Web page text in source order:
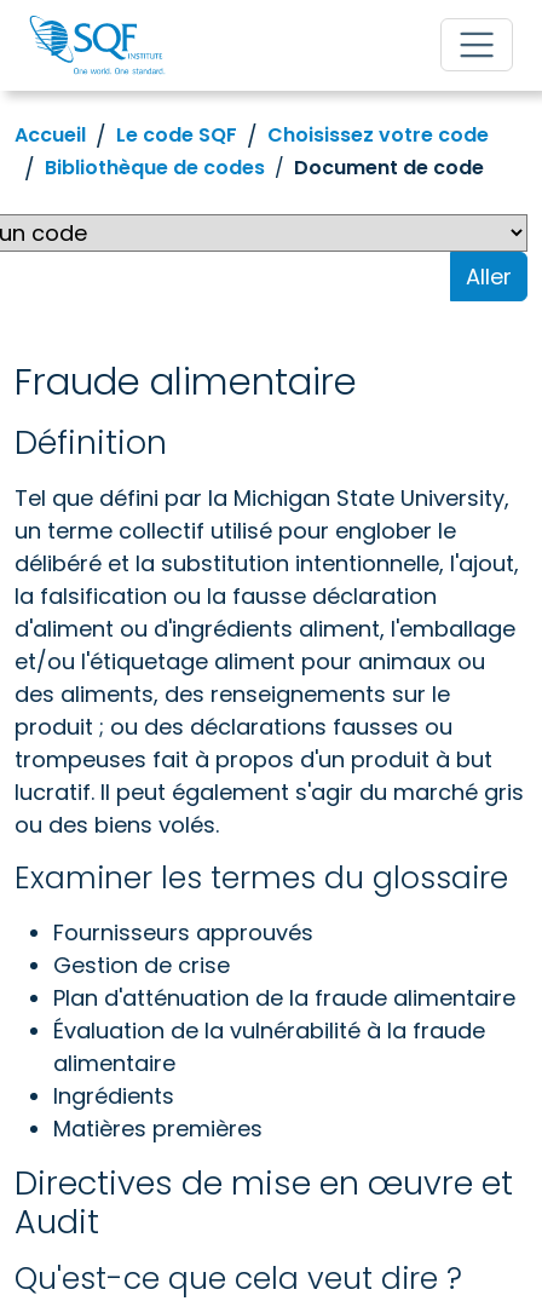
Accueil Le code SQF
Choisissez votre code
Bibliothèque de codes
Document de code
Aller
Fraude alimentaire
Définition
Tel que défini par la Michigan State University,
un terme collectif utilisé pour englober le
délibéré et la substitution intentionnelle, l'ajout,
la falsification ou la fausse déclaration
d'aliment ou d'ingrédients aliment, l'emballage
et/ou l'étiquetage aliment pour animaux ou
des aliments, des renseignements sur le
produit ; ou des déclarations fausses ou
trompeuses fait à propos d'un produit à but
lucratif. Il peut également s'agir du marché gris
ou des biens volés.
Examiner les termes du glossaire
Fournisseurs approuvés
Gestion de crise
Plan d'atténuation de la fraude alimentaire
Évaluation de la vulnérabilité à la fraude
alimentaire
Ingrédients
Matières premières
Directives de mise en œuvre et
Audit
Qu'est-ce que cela veut dire ?